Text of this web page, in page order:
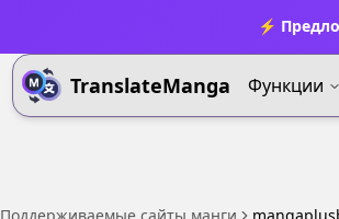
⚡
TranslateManga Функции